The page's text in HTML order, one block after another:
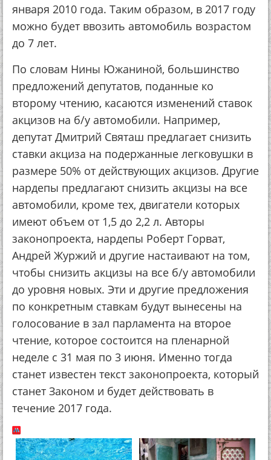
января 2010 года. Таким образом, в 2017 году
можно будет ввозить автомобиль возрастом
до 7 лет.
По словам Нины Южаниной, большинство
предложений депутатов, поданные ко
второму чтению, касаются изменений ставок
акцизов на б/у автомобили. Например,
депутат Дмитрий Святаш предлагает снизить
ставки акциза на подержанные легковушки в
размере 50% от действующих акцизов. Другие
нардепы предлагают снизить акцизы на все
автомобили, кроме тех, двигатели которых
имеют объем от 1,5 до 2,2 л. Авторы
законопроекта, нардепы Роберт Горват,
Андрей Журжий и другие настаивают на том,
чтобы снизить акцизы на все б/у автомобили
до уровня новых. Эти и другие предложения
по конкретным ставкам будут вынесены на
голосование в зал парламента на второе
чтение, которое состоится на пленарной
неделе с 31 мая по 3 июня. Именно тогда
станет известен текст законопроекта, который
станет Законом и будет действовать в
течение 2017 года.